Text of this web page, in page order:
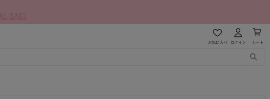
お気に入り ログイン カート